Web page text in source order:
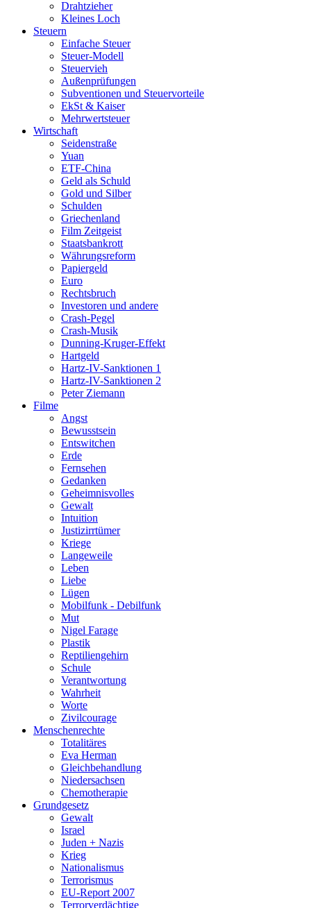
Drahtzieher
Kleines Loch
Steuern
Einfache Steuer
Steuer-Modell
Steuervieh
Außenprüfungen
Subventionen und Steuervorteile
EkSt & Kaiser
Mehrwertsteuer
Wirtschaft
Seidenstraße
Yuan
ETF-China
Geld als Schuld
Gold und Silber
Schulden
Griechenland
Film Zeitgeist
Staatsbankrott
Währungsreform
Papiergeld
Euro
Rechtsbruch
Investoren und andere
Crash-Pegel
Crash-Musik
Dunning-Kruger-Effekt
Hartgeld
Hartz-IV-Sanktionen 1
Hartz-IV-Sanktionen 2
Peter Ziemann
Filme
Angst
Bewusstsein
Entswitchen
Erde
Fernsehen
Gedanken
Geheimnisvolles
Gewalt
Intuition
Justizirrtümer
Kriege
Langeweile
Leben
Liebe
Lügen
Mobilfunk - Debilfunk
Mut
Nigel Farage
Plastik
Reptiliengehirn
Schule
Verantwortung
Wahrheit
Worte
Zivilcourage
Menschenrechte
Totalitäres
Eva Herman
Gleichbehandlung
Niedersachsen
Chemotherapie
Grundgesetz
Gewalt
Israel
Juden + Nazis
Krieg
Nationalismus
Terrorismus
EU-Report 2007
Terrorverdächtige